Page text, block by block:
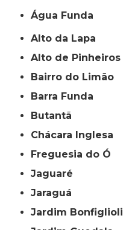
Água Funda
Alto da Lapa
Alto de Pinheiros
Bairro do Limão
Barra Funda
Butantã
Chácara Inglesa
Freguesia do Ó
Jaguaré
Jaraguá
Jardim Bonfiglioli